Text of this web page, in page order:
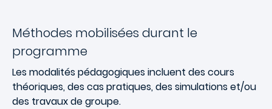
Méthodes mobilisées durant le
programme
Les modalités pédagogiques incluent des cours
théoriques, des cas pratiques, des simulations et/ou
des travaux de groupe.